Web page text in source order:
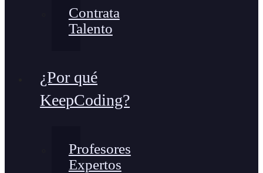
Contrata
Talento
¿Por qué
KeepCoding?
Profesores
Expertos